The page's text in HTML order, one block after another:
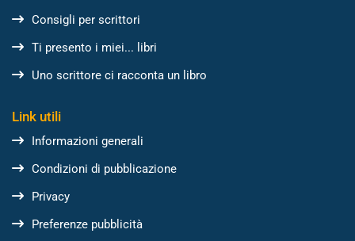
Consigli per scrittori
Ti presento i miei... libri
Uno scrittore ci racconta un libro
Link utili
Informazioni generali
Condizioni di pubblicazione
Privacy
Preferenze pubblicità